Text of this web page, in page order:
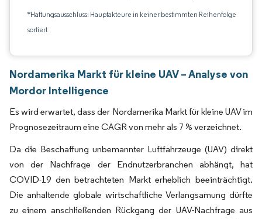
*Haftungsausschluss: Hauptakteure in keiner bestimmten Reihenfolge
sortiert
Nordamerika Markt für kleine UAV – Analyse von
Mordor Intelligence
Es wird erwartet, dass der Nordamerika Markt für kleine UAV im
Prognosezeitraum eine CAGR von mehr als 7 % verzeichnet.
Da die Beschaffung unbemannter Luftfahrzeuge (UAV) direkt
von der Nachfrage der Endnutzerbranchen abhängt, hat
COVID-19 den betrachteten Markt erheblich beeinträchtigt.
Die anhaltende globale wirtschaftliche Verlangsamung dürfte
zu einem anschließenden Rückgang der UAV-Nachfrage aus